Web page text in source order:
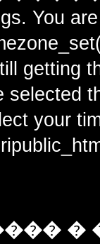
You
getting
selected
�